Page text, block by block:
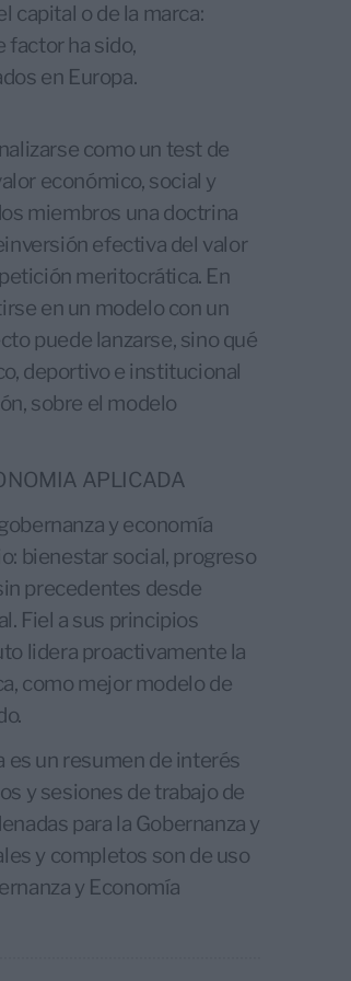
capital o de la marca:
factor ha sido,
en Europa.
como un test de
económico, social y
miembros una doctrina
efectiva del valor
meritocrática. En
en un modelo con un
puede lanzarse, sino qué
deportivo e institucional
sobre el modelo
APLICADA
y economía
bienestar social, progreso
precedentes desde
Fiel a sus principios
lidera proactivamente la
como mejor modelo de
un resumen de interés
y sesiones de trabajo de
para la Gobernanza y
y completos son de uso
y Economía